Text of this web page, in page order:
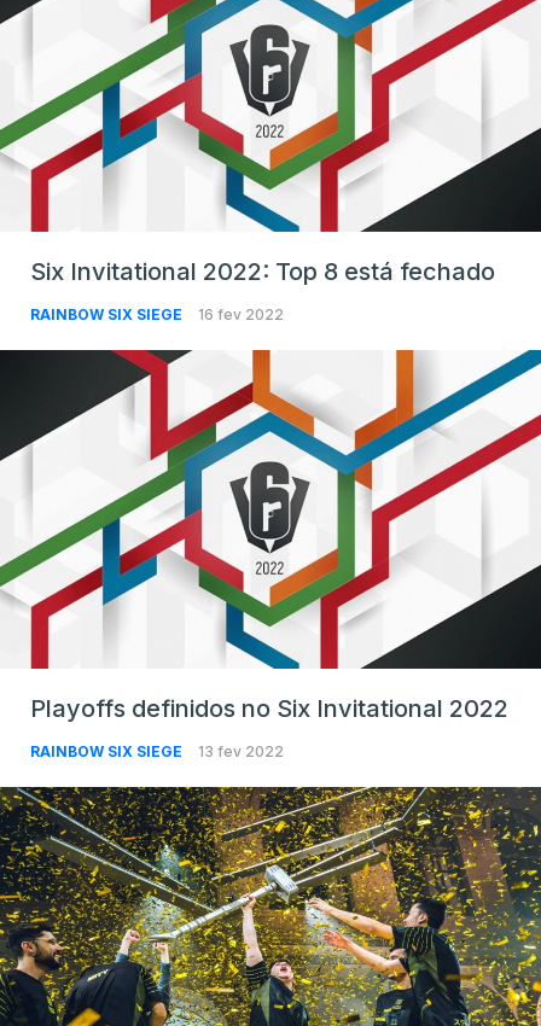
Six Invitational 2022: Top 8 está fechado
RAINBOW SIX SIEGE 16 fev 2022
Playoffs definidos no Six Invitational 2022
RAINBOW SIX SIEGE 13 fev 2022